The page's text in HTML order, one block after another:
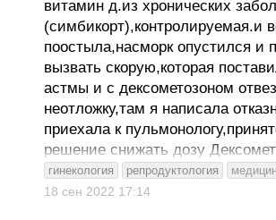
витамин д.из хронических
(симбикорт),контролируемая.и
поостыла,насморк опустился и
вызвать скорую,которая
астмы и с дексометозоном
неотложку,там я написала
приехала к
решение снижать дозу
гинекология репродуктология
18 сен 2022 17:14